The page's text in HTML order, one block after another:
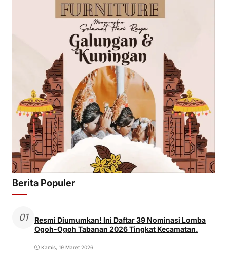
Berita Populer
01
Resmi Diumumkan! Ini Daftar 39 Nominasi Lomba
Ogoh-Ogoh Tabanan 2026 Tingkat Kecamatan.
Kamis, 19 Maret 2026